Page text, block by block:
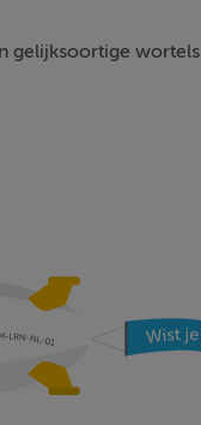
gelijksoortige wortels